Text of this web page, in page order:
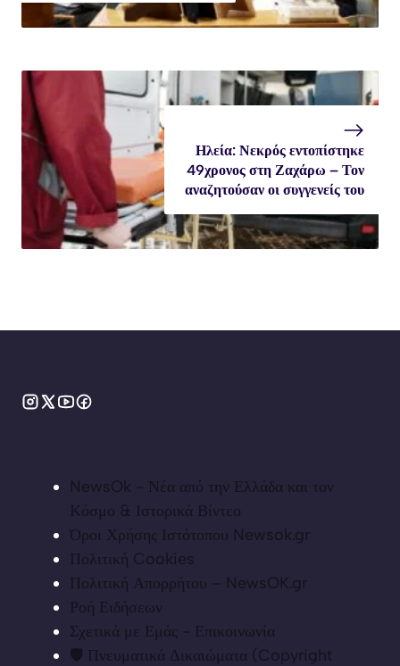
Ηλεία: Νεκρός εντοπίστηκε
49χρονος στη Ζαχάρω – Τον
αναζητούσαν οι συγγενείς του
NewsOk - Νέα από την Ελλάδα και τον
Κόσμο & Ιστορικά Βίντεο
Όροι Χρήσης Ιστότοπου Newsok.gr
Πολιτική Cookies
Πολιτική Απορρήτου – NewsOK.gr
Ροή Ειδήσεων
Σχετικά με Εμάς - Επικοινωνία
🛡️ Πνευματικά Δικαιώματα (Copyright